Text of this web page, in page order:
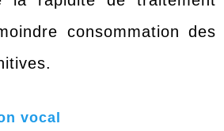
consommation des
vocal